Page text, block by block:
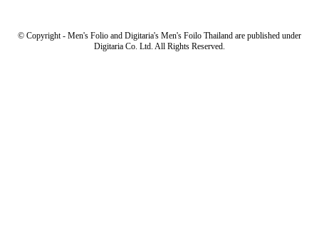
© Copyright - Men's Folio and Digitaria's Men's Foilo Thailand are published under
Digitaria Co. Ltd. All Rights Reserved.